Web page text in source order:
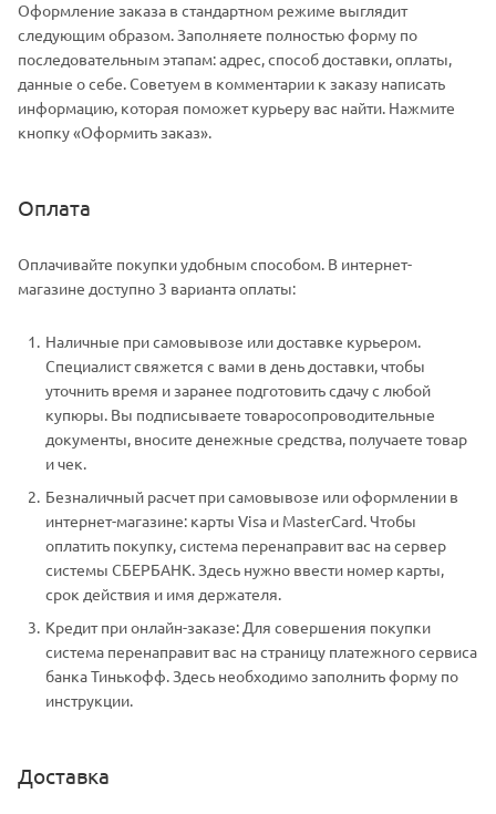
Оформление заказа в стандартном режиме выглядит
следующим образом. Заполняете полностью форму по
последовательным этапам: адрес, способ доставки, оплаты,
данные о себе. Советуем в комментарии к заказу написать
информацию, которая поможет курьеру вас найти. Нажмите
кнопку «Оформить заказ».
Оплата
Оплачивайте покупки удобным способом. В интернет-
магазине доступно 3 варианта оплаты:
Наличные при самовывозе или доставке курьером.
Специалист свяжется с вами в день доставки, чтобы
уточнить время и заранее подготовить сдачу с любой
купюры. Вы подписываете товаросопроводительные
документы, вносите денежные средства, получаете товар
и чек.
Безналичный расчет при самовывозе или оформлении в
интернет-магазине: карты Visa и MasterCard. Чтобы
оплатить покупку, система перенаправит вас на сервер
системы СБЕРБАНК. Здесь нужно ввести номер карты,
срок действия и имя держателя.
Кредит при онлайн-заказе: Для совершения покупки
система перенаправит вас на страницу платежного сервиса
банка Тинькофф. Здесь необходимо заполнить форму по
инструкции.
Доставка